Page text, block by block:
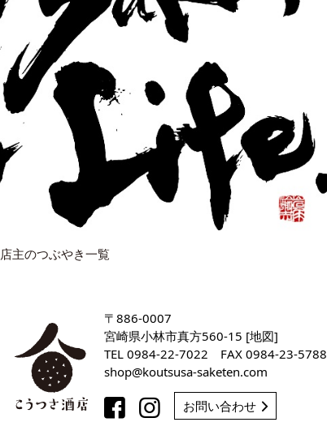
店主のつぶやき一覧
〒886-0007
宮崎県小林市真方560-15 [地図]
TEL 0984-22-7022
FAX 0984-23-5788
shop
koutsusa-saketen com
お問い合わせ